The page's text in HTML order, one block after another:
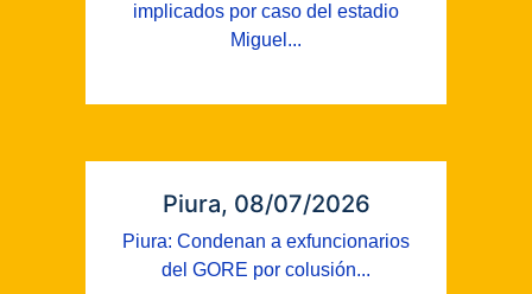
implicados por caso del estadio
Miguel...
Piura, 08/07/2026
Piura: Condenan a exfuncionarios
del GORE por colusión...